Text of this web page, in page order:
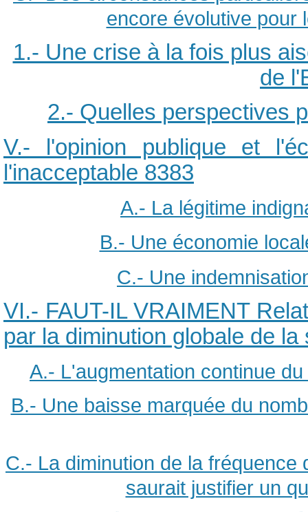
encore évolutive pour
1.- Une crise à la fois plus
de
2.- Quelles perspectives
V.- l'opinion publique et
l'inacceptable 8383
A.- La légitime
B.- Une économie
C.- Une
VI.- FAUT-IL VRAIMENT
par la diminution globale de
A.- L'augmentation continue
B.- Une baisse marquée du
C.- La diminution de la
saurait justifier un